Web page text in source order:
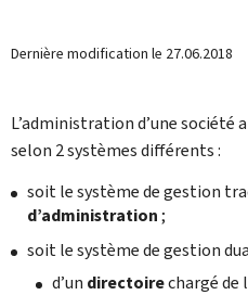
Dernière modification le 27.06.2018
L’administration d’une société
selon 2 systèmes différents :
soit le système de gestion
d’administration;
soit le système de gestion
d’un directoirechargé de